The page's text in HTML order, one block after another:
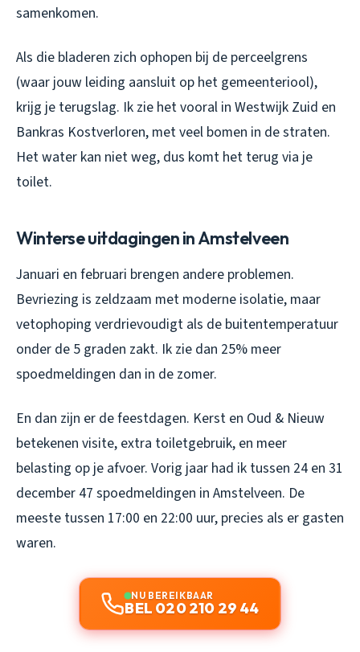
samenkomen.
Als die bladeren zich ophopen bij de perceelgrens
(waar jouw leiding aansluit op het gemeenteriool),
krijg je terugslag. Ik zie het vooral in Westwijk Zuid en
Bankras Kostverloren, met veel bomen in de straten.
Het water kan niet weg, dus komt het terug via je
toilet.
Winterse uitdagingen in Amstelveen
Januari en februari brengen andere problemen.
Bevriezing is zeldzaam met moderne isolatie, maar
vetophoping verdrievoudigt als de buitentemperatuur
onder de 5 graden zakt. Ik zie dan 25% meer
spoedmeldingen dan in de zomer.
En dan zijn er de feestdagen. Kerst en Oud & Nieuw
betekenen visite, extra toiletgebruik, en meer
belasting op je afvoer. Vorig jaar had ik tussen 24 en 31
december 47 spoedmeldingen in Amstelveen. De
meeste tussen 17:00 en 22:00 uur, precies als er gasten
waren.
NU BEREIKBAAR
BEL 020 210 29 44